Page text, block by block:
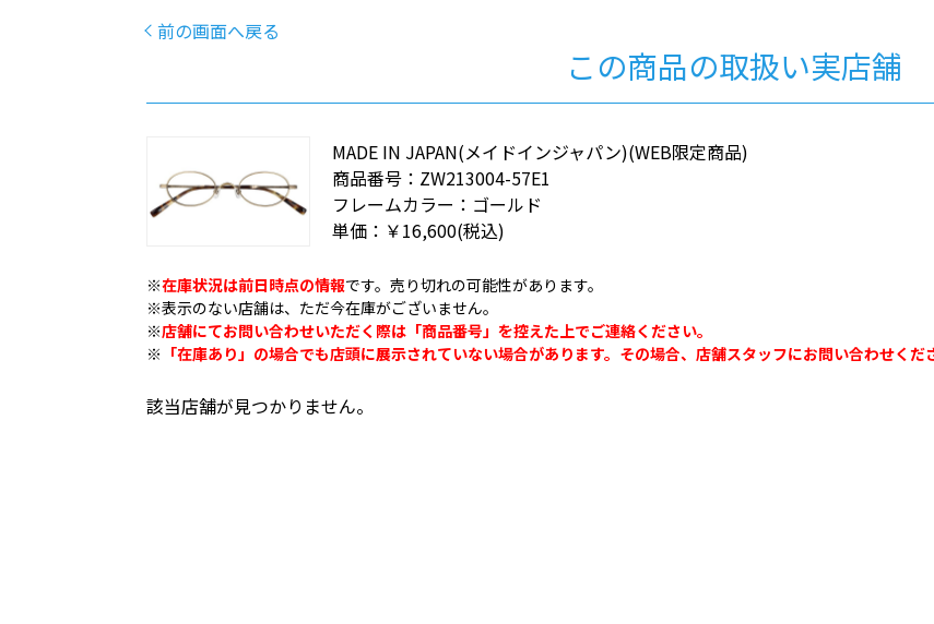
前の画面へ戻る
この商品の取扱い実店舗
MADE IN JAPAN(メイドインジャパン)(WEB限定商品)
商品番号： ZW213004-57E1
フレームカラー： ゴールド
単価： ￥16,600(税込)
※在庫状況は前日時点の情報です。売り切れの可能性があります。
※表示のない店舗は、ただ今在庫がございません。
※店舗にてお問い合わせいただく際は「商品番号」を控えた上でご連絡ください。
※ 「在庫あり」の場合でも店頭に展示されていない場合があります。その場合、店舗スタッフにお問い合わせくだ
該当店舗が見つかりません。